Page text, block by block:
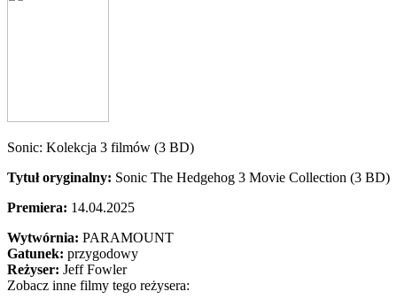
Sonic: Kolekcja 3 filmów (3 BD)
Tytuł oryginalny: Sonic The Hedgehog 3 Movie Collection (3 BD)
Premiera: 14.04.2025
Wytwórnia: PARAMOUNT
Gatunek: przygodowy
Reżyser: Jeff Fowler
Zobacz inne filmy tego reżysera: